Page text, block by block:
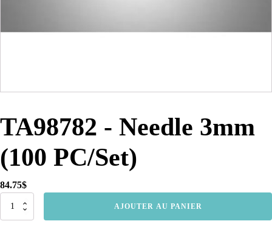
TA98782 - Needle 3mm
(100 PC/Set)
84.75$
quantité
AJOUTER AU PANIER